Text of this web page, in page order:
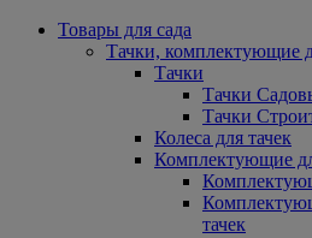
Товары для сада
Тачки, комплектующие
Тачки
Тачки
Тачки
Колеса для тачек
Комплектующие
тачек